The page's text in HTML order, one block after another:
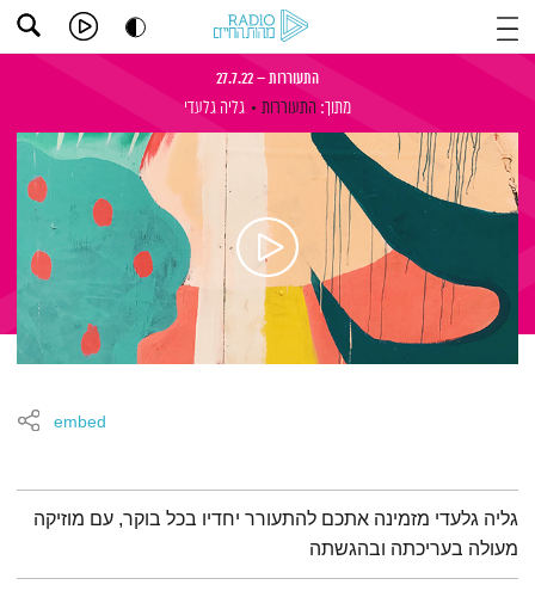
התעוררות – 27.7.22
מתוך: התעוררות גליה גלעדי
embed
תמצית הפודקאסט
גליה גלעדי מזמינה אתכם להתעורר יחדיו בכל בוקר, עם מוזיקה
מעולה בעריכתה ובהגשתה